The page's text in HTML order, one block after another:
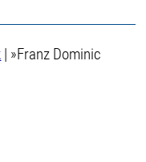
| »Franz Dominic